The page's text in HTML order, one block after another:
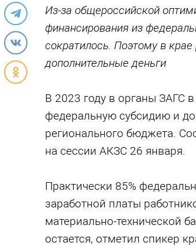
Из-за общероссийской
финансирования из
сократилось. Поэтому в
дополнительные деньги
В 2023 году в органы ЗАГС
федеральную субсидию и
регионального бюджета.
на сессии АКЗС 26 января.
Практически 85%
заработной платы
материально-технической
остается, отметил спикер